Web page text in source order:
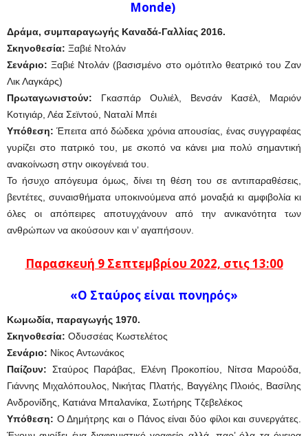
Monde)
Δράμα, συμπαραγωγής Καναδά-Γαλλίας 2016.
Σκηνοθεσία: Ξαβιέ Ντολάν
Σενάριο: Ξαβιέ Ντολάν (βασισμένο στο ομότιτλο θεατρικό του Ζαν
Λικ Λαγκάρς)
Πρωταγωνιστούν: Γκασπάρ Ουλιέλ, Βενσάν Κασέλ, Μαριόν
Κοτιγιάρ, Λέα Σεϊντού, Ναταλί Μπέι
Υπόθεση: Έπειτα από δώδεκα χρόνια απουσίας, ένας συγγραφέας
γυρίζει στο πατρικό του, με σκοπό να κάνει μια πολύ σημαντική
ανακοίνωση στην οικογένειά του.
Το ήσυχο απόγευμα όμως, δίνει τη θέση του σε αντιπαραθέσεις,
βεντέτες, συναισθήματα υποκινούμενα από μοναξιά κι αμφιβολία κι
όλες οι απόπειρες αποτυγχάνουν από την ανικανότητα των
ανθρώπων να ακούσουν και ν’ αγαπήσουν.
Παρασκευή 9 Σεπτεμβρίου 2022, στις 13:00
«Ο Σταύρος είναι πονηρός»
Κωμωδία, παραγωγής 1970.
Σκηνοθεσία: Οδυσσέας Κωστελέτος
Σενάριο: Νίκος Αντωνάκος
Παίζουν: Σταύρος Παράβας, Ελένη Προκοπίου, Νίτσα Μαρούδα,
Γιάννης Μιχαλόπουλος, Νικήτας Πλατής, Βαγγέλης Πλοιός, Βασίλης
Ανδρονίδης, Κατιάνα Μπαλανίκα, Σωτήρης Τζεβελέκος
Υπόθεση: Ο Δημήτρης και ο Πάνος είναι δύο φίλοι και συνεργάτες.